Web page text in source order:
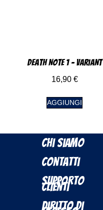
Death Note 1 – Variant
16,90 €
AGGIUNGI
Chi Siamo
Contatti
Supporto
Clienti
Diritto di